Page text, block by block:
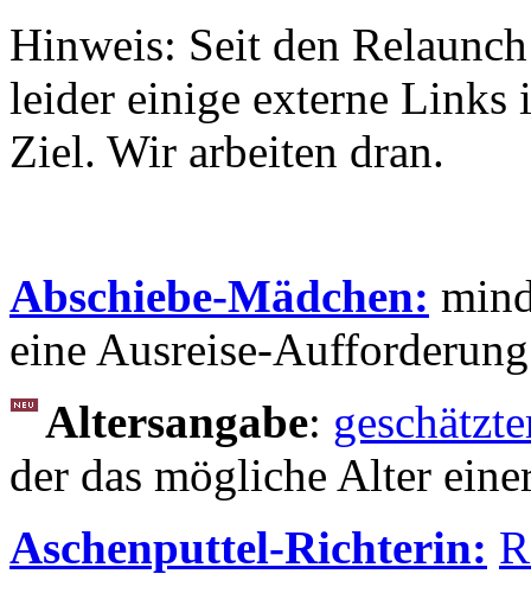
Hinweis: Seit den
leider einige externe Links
Ziel. Wir arbeiten dran.
Abschiebe-Mädchen:
eine Ausreise-
Altersangabe:
der das mögliche Alter
Aschenputtel-Richterin: